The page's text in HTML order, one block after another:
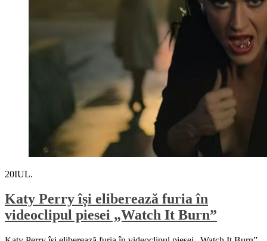
20IUL.
Katy Perry își eliberează furia în
videoclipul piesei „Watch It Burn”